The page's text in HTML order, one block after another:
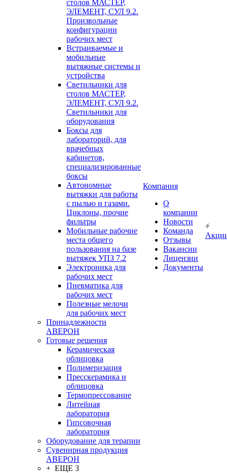
столов МАСТЕР,
ЭЛЕМЕНТ, СУЛ 9.2.
Произвольные
конфигурации
рабочих мест
Встраиваемые и
мобильные
вытяжные системы и
устройства
Светильники для
столов МАСТЕР,
ЭЛЕМЕНТ, СУЛ 9.2.
Светильники для
оборудования
Боксы для
лабораторий, для
врачебных
кабинетов,
специализированные
боксы
Автономные
вытяжки для работы
с пылью и газами.
Циклоны, прочие
фильтры
Мобильные рабочие
места общего
пользования на базе
вытяжек УПЗ 7.2
Электроника для
рабочих мест
Пневматика для
рабочих мест
Полезные мелочи
для рабочих мест
Принадлежности
АВЕРОН
Готовые решения
Керамическая
облицовка
Полимеризация
Пресскерамика и
облицовка
Термопрессование
Литейная
лаборатория
Гипсовочная
лаборатория
Оборудование для терапии
Сувенирная продукция
АВЕРОН
+ ЕЩЕ 3
Компания
О
компании
Новости
Команда
Отзывы
Вакансии
Лицензии
Документы